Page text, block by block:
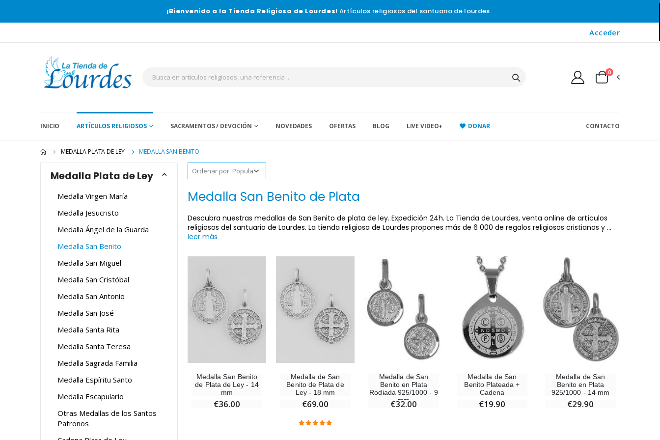
¡Bienvenido a la Tienda Religiosa de Lourdes! Artículos religiosos del santuario de lourdes.
Acceder
0
INICIO ARTÍCULOS RELIGIOSOS SACRAMENTOS / DEVOCIÓN NOVEDADES OFERTAS BLOG LIVE VIDEO+ DONAR CONTACTO
MEDALLA PLATA DE LEY MEDALLA SAN BENITO
Medalla San Benito de Plata
Descubra nuestras medallas de San Benito de plata de ley. Expedición 24h. La Tienda de Lourdes, venta online de artículos
religiosos del santuario de Lourdes. La tienda religiosa de Lourdes propones más de 6 000 de regalos religiosos cristianos y ...
leer más
Medalla San Benito
de Plata de Ley - 14
mm
€36.00
Medalla de San
Benito de Plata de
Ley - 18 mm
€69.00
Medalla de San
Benito en Plata
Rodiada 925/1000 - 9
mm
€32.00
Medalla de San
Benito Plateada +
Cadena
€19.90
Medalla de San
Benito en Plata
925/1000 - 14 mm
€29.90
Medalla Plata de Ley
Medalla Virgen María
Medalla Jesucristo
Medalla Ángel de la Guarda
Medalla San Benito
Medalla San Miguel
Medalla San Cristóbal
Medalla San Antonio
Medalla San José
Medalla Santa Rita
Medalla Santa Teresa
Medalla Sagrada Familia
Medalla Espíritu Santo
Medalla Escapulario
Otras Medallas de los Santos
Patronos